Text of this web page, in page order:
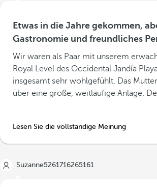
Etwas in die Jahre gekommen,
Gastronomie und freundliches
Wir waren als Paar mit unserem
Royal Level des Occidental Jandía
insgesamt sehr wohlgefühlt. Das
über eine große, weitläufige Anlage.
Lesen Sie die vollständige Meinung
Suzanne5261716265161